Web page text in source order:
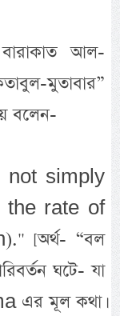
আল-
মুতাবার”
বলেন-
not simply
the rate of
[অর্থ- “বল
ঘটে- যা
এর মূল কথা।